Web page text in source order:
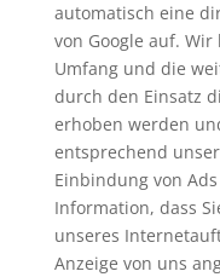
automatisch eine
von Google auf.
Umfang und die
durch den Einsatz
erhoben werden
entsprechend
Einbindung von
Information, dass
unseres
Anzeige von uns